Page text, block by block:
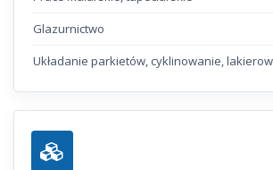
Glazurnictwo
Układanie parkietów, cyklinowanie,